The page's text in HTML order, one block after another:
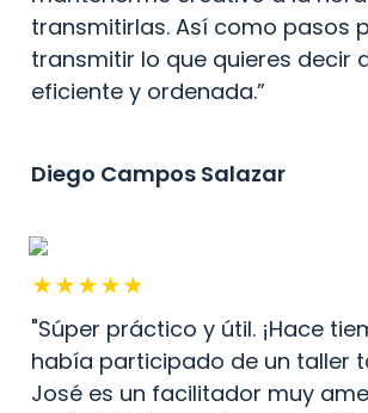
transmitirlas. Así como pasos
transmitir lo que quieres decir
eficiente y ordenada.”
Diego Campos Salazar
★★★★★
"Súper práctico y útil. ¡Hace
había participado de un taller
José es un facilitador muy